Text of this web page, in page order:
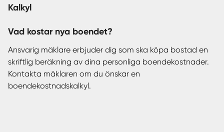
Kalkyl
Vad kostar nya boendet?
Ansvarig mäklare erbjuder dig som ska köpa bostad en
skriftlig beräkning av dina personliga boendekostnader.
Kontakta mäklaren om du önskar en
boendekostnadskalkyl.